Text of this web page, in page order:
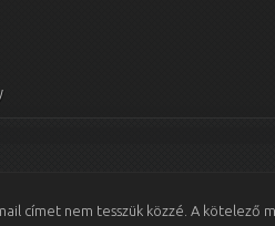
címet nem tesszük közzé. A kötelező